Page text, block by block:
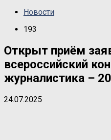
Новости
193
Открыт приём
всероссийский
журналистика –
24.07.2025